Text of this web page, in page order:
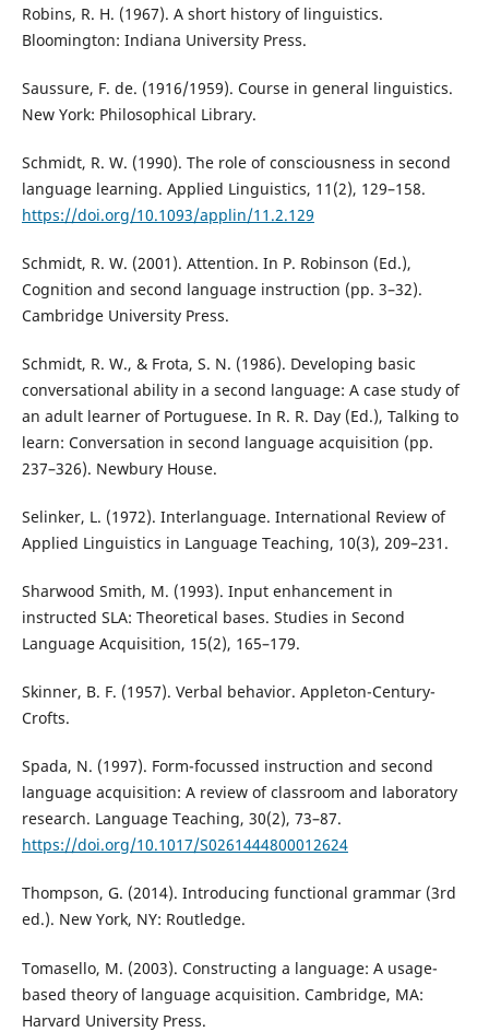
Robins, R. H. (1967). A short history of linguistics.
Bloomington: Indiana University Press.
Saussure, F. de. (1916/1959). Course in general linguistics.
New York: Philosophical Library.
Schmidt, R. W. (1990). The role of consciousness in second
language learning. Applied Linguistics, 11(2), 129–158.
https://doi.org/10.1093/applin/11.2.129
Schmidt, R. W. (2001). Attention. In P. Robinson (Ed.),
Cognition and second language instruction (pp. 3–32).
Cambridge University Press.
Schmidt, R. W., & Frota, S. N. (1986). Developing basic
conversational ability in a second language: A case study of
an adult learner of Portuguese. In R. R. Day (Ed.), Talking to
learn: Conversation in second language acquisition (pp.
237–326). Newbury House.
Selinker, L. (1972). Interlanguage. International Review of
Applied Linguistics in Language Teaching, 10(3), 209–231.
Sharwood Smith, M. (1993). Input enhancement in
instructed SLA: Theoretical bases. Studies in Second
Language Acquisition, 15(2), 165–179.
Skinner, B. F. (1957). Verbal behavior. Appleton-Century-
Crofts.
Spada, N. (1997). Form-focussed instruction and second
language acquisition: A review of classroom and laboratory
research. Language Teaching, 30(2), 73–87.
https://doi.org/10.1017/S0261444800012624
Thompson, G. (2014). Introducing functional grammar (3rd
ed.). New York, NY: Routledge.
Tomasello, M. (2003). Constructing a language: A usage-
based theory of language acquisition. Cambridge, MA:
Harvard University Press.